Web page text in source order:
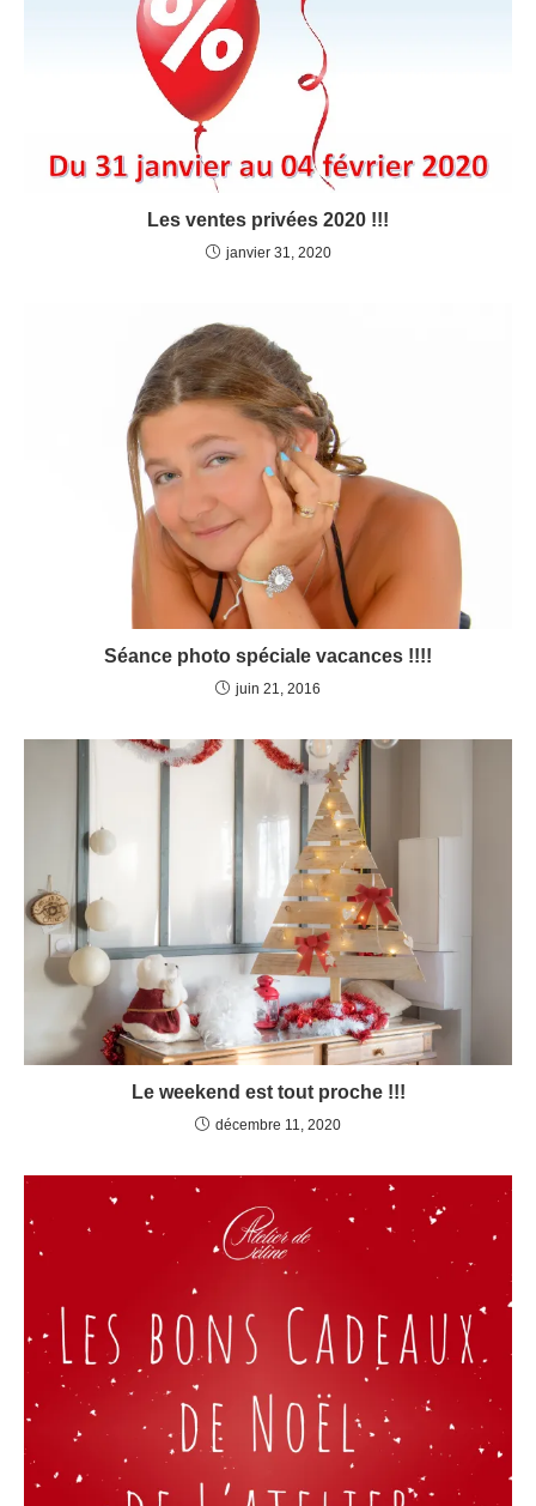
Les ventes privées 2020 !!!
janvier 31, 2020
Séance photo spéciale vacances !!!!
juin 21, 2016
Le weekend est tout proche !!!
décembre 11, 2020